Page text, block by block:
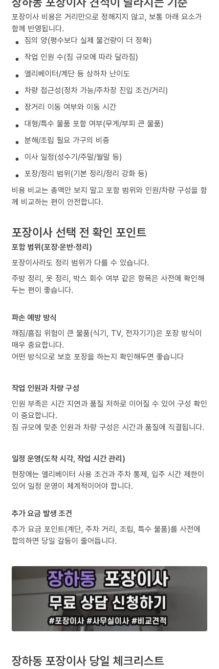
포장이사 비용은 거리만으로 정해지지 않고, 보통 아래 요소가
함께 반영됩니다.
짐의 양(평수보다 실제 물건량이 더 정확)
작업 인원 수(짐 규모에 따라 달라짐)
엘리베이터/계단 등 상하차 난이도
차량 접근성(정차 가능/주차장 진입 조건/거리)
장거리 이동 여부와 이동 시간
대형/특수 물품 포함 여부(무게/부피 큰 물품)
분해/조립 필요 가구의 비중
이사 일정(성수기/주말/월말 등)
포장/정리 범위(기본 정리/정리 강화 등)
비용 비교는 총액만 보지 말고 포함 범위와 인원/차량 구성을 함
께 비교하는 편이 안전합니다.
포장이사 선택 전 확인 포인트
포함 범위(포장·운반·정리)
포장이사라도 정리 범위가 다를 수 있습니다.
주방 정리, 옷 정리, 박스 회수 여부 같은 항목은 사전에 확인해
두는 편이 좋습니다.
파손 예방 방식
깨짐/흠집 위험이 큰 물품(식기, TV, 전자기기)은 포장 방식이
매우 중요합니다.
어떤 방식으로 보호 포장을 하는지 확인해두면 좋습니다
작업 인원과 차량 구성
인원 부족은 시간 지연과 품질 저하로 이어질 수 있어 구성 확인
이 중요합니다.
짐 규모에 맞춘 인원과 차량 구성은 시간과 품질에 직결됩니다.
일정 운영(도착 시각, 작업 시간 관리)
현장에는 엘리베이터 사용 조건과 주차 통제, 입주 시간 제한이
있어 일정 운영이 체계적이어야 합니다.
추가 요금 발생 조건
추가 요금 포인트(계단, 주차 거리, 조립, 특수 물품)를 사전에
합의하면 당일 갈등이 줄어듭니다.
장하동 포장이사 당일 체크리스트